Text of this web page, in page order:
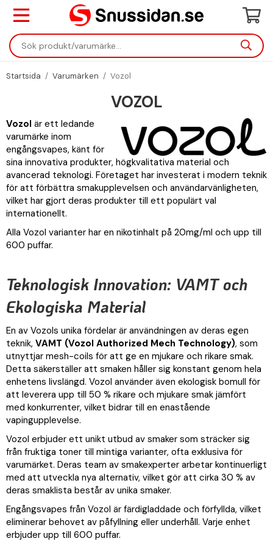
Startsida / Varumärken / Vozol
VOZOL
Vozol är ett ledande
varumärke inom
engångsvapes, känt för
sina innovativa produkter, högkvalitativa material och
avancerad teknologi. Företaget har investerat i modern teknik
för att förbättra smakupplevelsen och användarvänligheten,
vilket har gjort deras produkter till ett populärt val
internationellt.
Alla Vozol varianter har en nikotinhalt på 20mg/ml och upp till
600 puffar.
Teknologisk Innovation: VAMT och
Ekologiska Material
En av Vozols unika fördelar är användningen av deras egen
teknik, VAMT (Vozol Authorized Mech Technology), som
utnyttjar mesh-coils för att ge en mjukare och rikare smak.
Detta säkerställer att smaken håller sig konstant genom hela
enhetens livslängd. Vozol använder även ekologisk bomull för
att leverera upp till 50 % rikare och mjukare smak jämfört
med konkurrenter, vilket bidrar till en enastående
vapingupplevelse.
Vozol erbjuder ett unikt utbud av smaker som sträcker sig
från fruktiga toner till mintiga varianter, ofta exklusiva för
varumärket. Deras team av smakexperter arbetar kontinuerligt
med att utveckla nya alternativ, vilket gör att cirka 30 % av
deras smaklista består av unika smaker.
Engångsvapes från Vozol är färdigladdade och förfyllda, vilket
eliminerar behovet av påfyllning eller underhåll. Varje enhet
erbjuder upp till 600 puffar.